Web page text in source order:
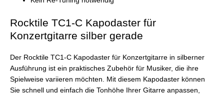
Rocktile TC1-C Kapodaster für
Konzertgitarre silber gerade
Der Rocktile TC1-C Kapodaster für Konzertgitarre in silberner
Ausführung ist ein praktisches Zubehör für Musiker, die ihre
Spielweise variieren möchten. Mit diesem Kapodaster können
Sie schnell und einfach die Tonhöhe Ihrer Gitarre anpassen,